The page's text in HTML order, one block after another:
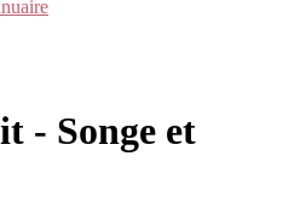
- Songe et